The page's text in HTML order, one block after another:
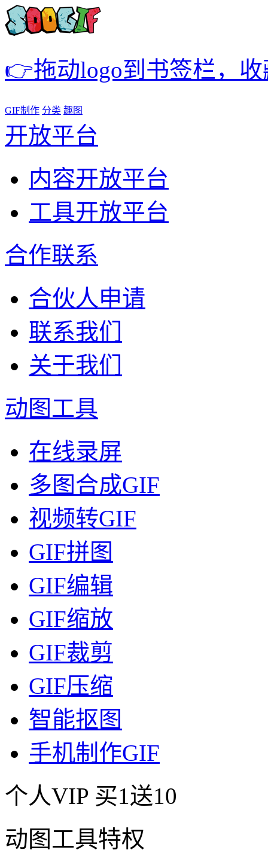
👉拖动logo到书签栏，
GIF制作 分类 趣图
开放平台
内容开放平台
工具开放平台
合作联系
合伙人申请
联系我们
关于我们
动图工具
在线录屏
多图合成GIF
视频转GIF
GIF拼图
GIF编辑
GIF缩放
GIF裁剪
GIF压缩
智能抠图
手机制作GIF
个人VIP 买1送10
动图工具特权